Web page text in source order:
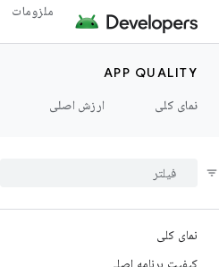
ملزومات
APP QUALITY
نمای کلی
ارزش اصلی
نمای کلی
کیفیت برنامه اصلی